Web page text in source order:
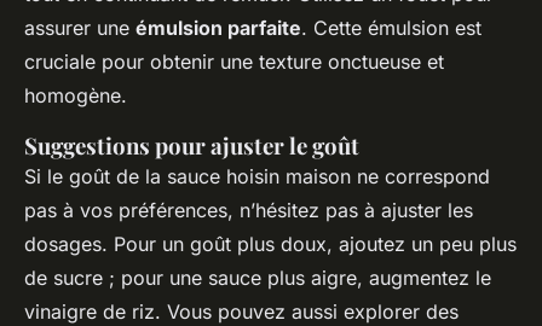
assurer une émulsion parfaite. Cette émulsion est
cruciale pour obtenir une texture onctueuse et
homogène.
Suggestions pour ajuster le goût
Si le goût de la sauce hoisin maison ne correspond
pas à vos préférences, n’hésitez pas à ajuster les
dosages. Pour un goût plus doux, ajoutez un peu plus
de sucre ; pour une sauce plus aigre, augmentez le
vinaigre de riz. Vous pouvez aussi explorer des